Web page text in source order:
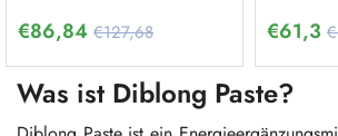
€86,84 €127,68 €61,3
Was ist Diblong Paste?